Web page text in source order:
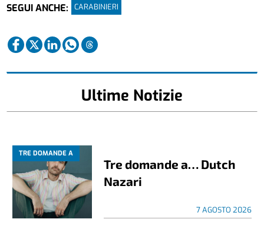
SEGUI ANCHE:
CARABINIERI
Ultime Notizie
TRE DOMANDE A
Tre domande a… Dutch
Nazari
7 AGOSTO 2026